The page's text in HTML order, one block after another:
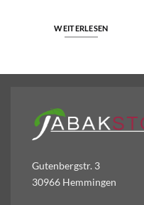
WEITERLESEN
Gutenbergstr. 3
30966 Hemmingen